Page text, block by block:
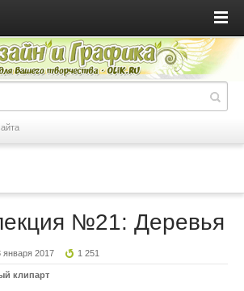
№21: Деревья
января 2017 1 251
клипарт